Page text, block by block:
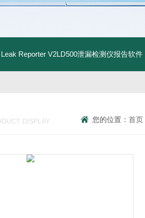
Reporter V2LD500泄漏检测仪报告软件
DISPLAY 您的位置：首页